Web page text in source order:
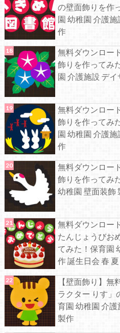
の壁面飾りを作
園 幼稚園 介護
作
無料ダウンロー
飾りを作ってみ
園 介護施設 デ
無料ダウンロー
飾りを作ってみ
園 幼稚園 介護
作
無料ダウンロー
飾りを作ってみ
幼稚園 壁面装飾
無料ダウンロー
たんじょうびお
てみた！保育園
作 誕生日会 春
【壁面飾り】無
ラクター りす」
育園 幼稚園 介
製作